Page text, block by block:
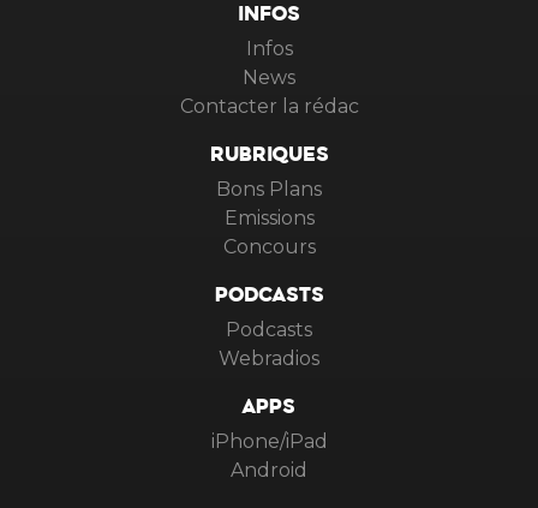
INFOS
Infos
News
Contacter la rédac
RUBRIQUES
Bons Plans
Emissions
Concours
PODCASTS
Podcasts
Webradios
APPS
iPhone/iPad
Android